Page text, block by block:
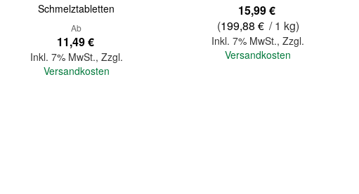
Schmelztabletten
Ab
11,49 €
Inkl. 7% MwSt., Zzgl.
Versandkosten
15,99 €
(199,88 € / 1 kg)
Inkl. 7% MwSt.,Zzgl.
Versandkosten